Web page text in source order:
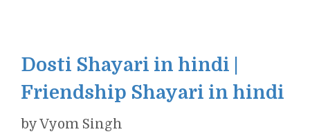
Dosti Shayari in hindi |
Friendship Shayari in hindi
byVyom Singh